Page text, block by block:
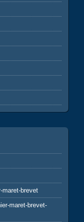
maret-brevet
maret-brevet-